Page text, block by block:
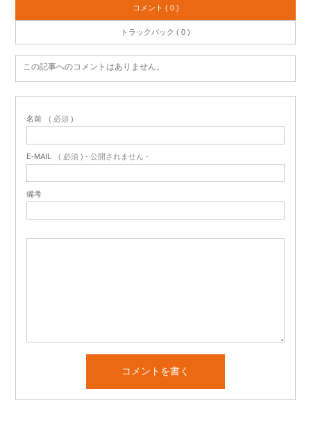
コメント ( 0 )
トラックバック ( 0 )
この記事へのコメントはありません。
名前 ( 必須 )
E-MAIL ( 必須 ) - 公開されません -
備考